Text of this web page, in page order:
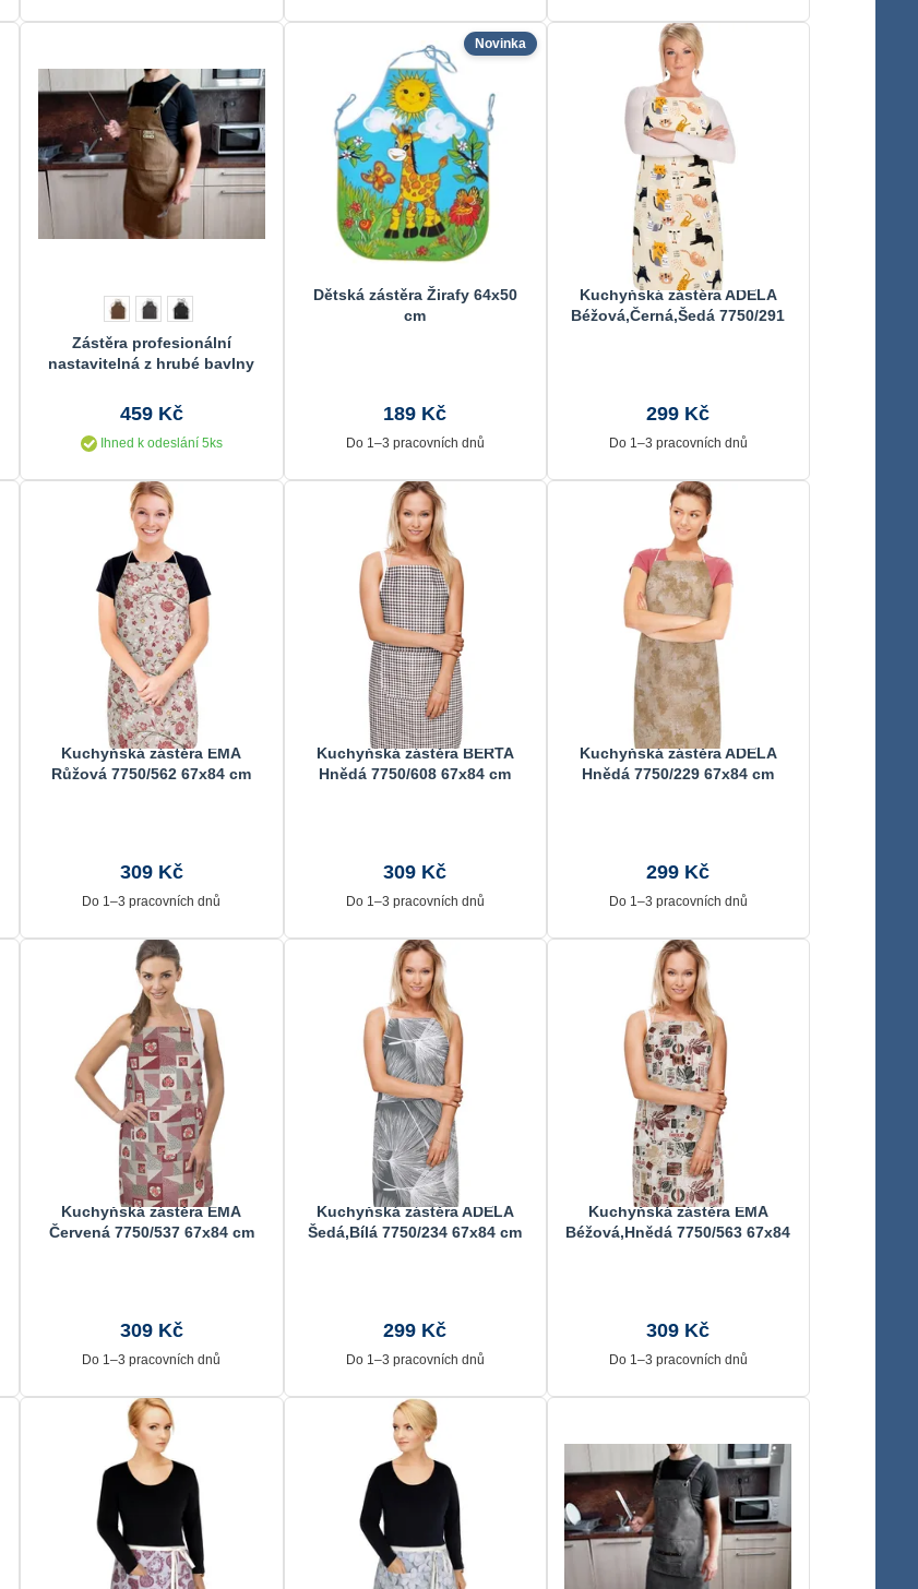
Zástěra profesionální
nastavitelná z hrubé bavlny
459 Kč
Ihned k odeslání 5ks
Dětská zástěra Žirafy 64x50
cm
Novinka
189 Kč
Do 1–3 pracovních dnů
Kuchyňská zástěra ADÉLA
Béžová,Černá,Šedá 7750/291
299 Kč
Do 1–3 pracovních dnů
Kuchyňská zástěra EMA
Růžová 7750/562 67x84 cm
309 Kč
Do 1–3 pracovních dnů
Kuchyňská zástěra BERTA
Hnědá 7750/608 67x84 cm
309 Kč
Do 1–3 pracovních dnů
Kuchyňská zástěra ADÉLA
Hnědá 7750/229 67x84 cm
299 Kč
Do 1–3 pracovních dnů
Kuchyňská zástěra EMA
Červená 7750/537 67x84 cm
309 Kč
Do 1–3 pracovních dnů
Kuchyňská zástěra ADÉLA
Šedá,Bílá 7750/234 67x84 cm
299 Kč
Do 1–3 pracovních dnů
Kuchyňská zástěra EMA
Béžová,Hnědá 7750/563 67x84
309 Kč
Do 1–3 pracovních dnů